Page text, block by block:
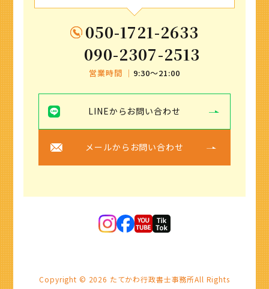
050-1721-2633
090-2307-2513
営業時間 ｜ 9:30〜21:00
LINEからお問い合わせ
メールからお問い合わせ
Copyright © 2026 たてかわ行政書士事務所All Rights